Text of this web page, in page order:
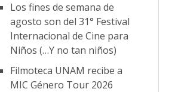
Los fines de semana de
agosto son del 31° Festival
Internacional de Cine para
Niños (…Y no tan niños)
Filmoteca UNAM recibe a
MIC Género Tour 2026